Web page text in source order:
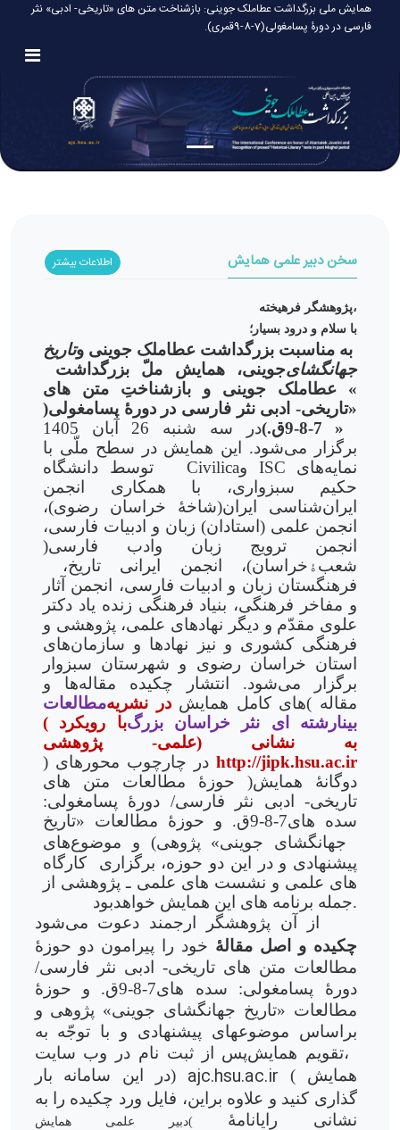
همایش ملی بزرگداشت عطاملک جوینی: بازشناخت متن های «تاریخی- ادبی» نثر
فارسی در دورۀ پسامغولی(7-8-9قمری).
سخن دبیر علمی همایش اطلاعات بیشتر
پژوهشگر فرهیخته،
با سلام و درود بسیار؛
تاریخ
جهانگشای
عطاملک جوینی و «
بازشناختِ متن های
«تاریخی- ادبی نثر فارسی در دورۀ پسامغولی(
7-8-9ق.) »
در سه شنبه 26 آبان 1405
برگزار
میشود. این همایش در سطح ملّی با
نمایههای ISC وCivilica
توسط دانشگاه
حکیم سبزواری، با همکاری انجمن
ایرانشناسی ایران(شاخۀ خراسان رضوی)،
انجمن علمی (استادان) زبان و ادبیات فارسی،
انجمن ترویج زبان وادب فارسی(
شعبۀ
فرهنگستان زبان و ادبیات فارسی، انجمن آثار
و مفاخر فرهنگی، بنیاد فرهنگی زنده یاد دکتر
علوی مقدّم و دیگر نهادهای علمی، پژوهشی و
فرهنگی کشوری و نیز نهادها و سازمانهای
استان خراسان رضوی و شهرستان سبزوار
برگزار میشود. انتشار چکیده مقالهها و
مقاله های کامل همایش( در نشریه
مطالعات
بینارشته ای نثر خراسان بزرگ
( با رویکرد
علمی- پژوهشی) به نشانی
http://jipk.hsu.ac.ir
) در چارچوب محورهای
دوگانۀ همایش( حوزۀ مطالعات متن های
تاریخی- ادبی نثر فارسی/ دورۀ پسامغولی:
سده های7-8-9ق. و حوزۀ مطالعات «تاریخ
موضوعهای
پیشنهادی و در این دو حوزه، برگزاری
کارگاه
های علمی و نشست های علمی ـ پژوهشی از
جمله برنامه های این همایش خواهدبود.
از آن پژوهشگر ارجمند دعوت میشود
چکیده و اصل مقالۀ خود را پیرامون دو حوزۀ
مطالعات متن های تاریخی- ادبی نثر فارسی/
دورۀ پسامغولی: سده های7-8-9ق. و حوزۀ
مطالعات «تاریخ جهانگشای جوینی» پژوهی و
براساس موضوع­های پیشنهادی و با توجّه به
تقویم همایش،
پس
از ثبت نام در وب سایت
همایش (
ajc.hsu.ac.ir
)در این سامانه بار
گذاری کنید و علاوه براین، فایل ورد چکیده را به
نشانی رایانامۀ
دبیر علمی همایش(